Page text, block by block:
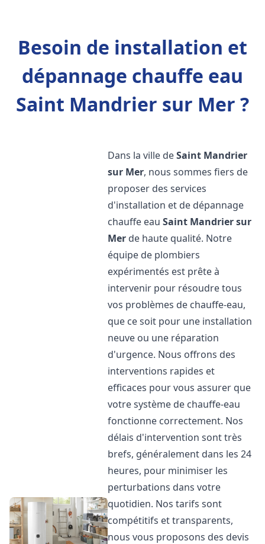
Besoin de installation et
dépannage chauffe eau
Saint Mandrier sur Mer ?
Dans la ville deSaint Mandrier
sur Mer, nous sommes fiers de
proposer des services
d'installation et de dépannage
chauffe eauSaint Mandrier sur
Mer de haute qualité. Notre
équipe de plombiers
expérimentés est prête à
intervenir pour résoudre tous
vos problèmes de chauffe-eau,
que ce soit pour une installation
neuve ou une réparation
d'urgence. Nous offrons des
interventions rapides et
efficaces pour vous assurer que
votre système de chauffe-eau
fonctionne correctement. Nos
délais d'intervention sont très
brefs, généralement dans les 24
heures, pour minimiser les
perturbations dans votre
quotidien. Nos tarifs sont
compétitifs et transparents,
nous vous proposons des devis